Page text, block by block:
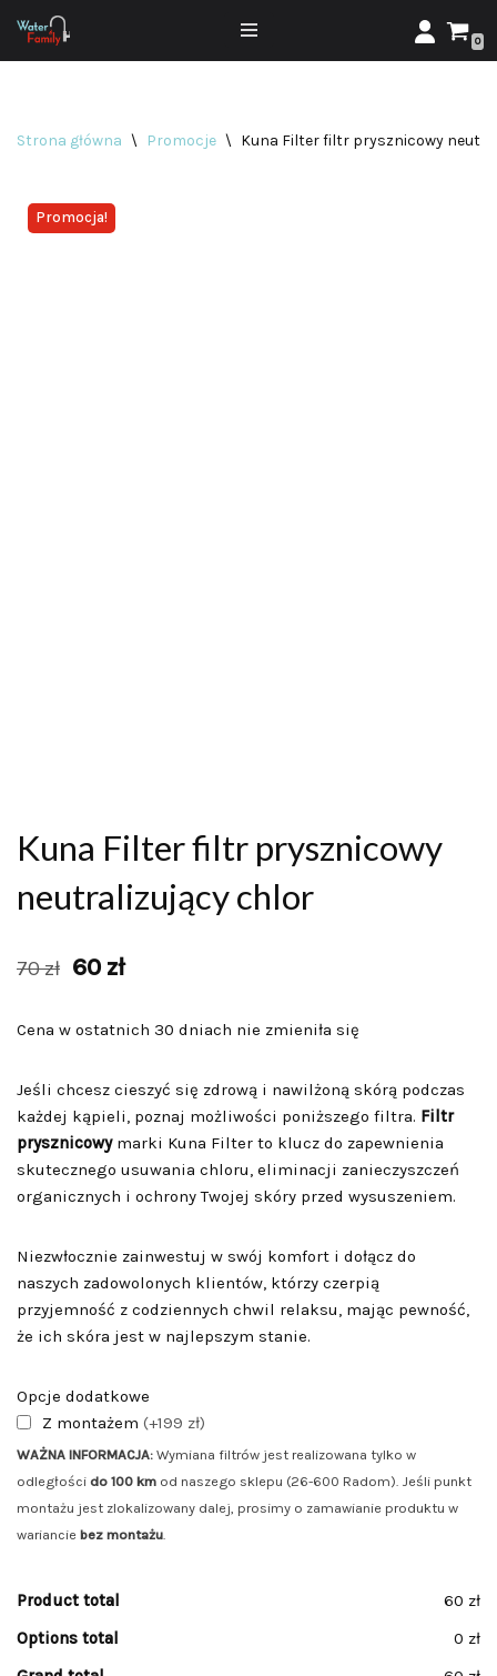
Przejdź
0
Strona główna \ Promocje \ Kuna Filter filtr prysznicowy
Promocja!
Kuna Filter filtr prysznicowy
neutralizujący chlor
70zł 60 zł
Cena w ostatnich 30 dniach nie zmieniła się
Jeśli chcesz cieszyć się zdrową i nawilżoną skórą podczas
każdej kąpieli, poznaj możliwości poniższego filtra. Filtr
prysznicowymarki Kuna Filter to klucz do zapewnienia
skutecznego usuwania chloru, eliminacji zanieczyszczeń
organicznych i ochrony Twojej skóry przed wysuszeniem.
Niezwłocznie zainwestuj w swój komfort i dołącz do
naszych zadowolonych klientów, którzy czerpią
przyjemność z codziennych chwil relaksu, mając pewność,
że ich skóra jest w najlepszym stanie.
Opcje dodatkowe
Z montażem (+199 zł)
WAŻNA INFORMACJA: Wymiana filtrów jest realizowana tylko w
odległości do 100 km od naszego sklepu (26-600 Radom). Jeśli punkt
montażu jest zlokalizowany dalej, prosimy o zamawianie produktu w
wariancie bez montażu
Product total
60 zł
Options total
0 zł